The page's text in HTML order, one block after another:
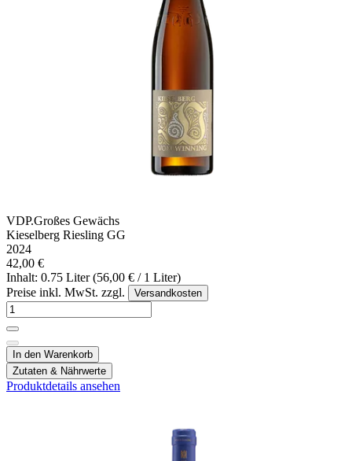
VDP.Großes Gewächs
Kieselberg Riesling GG
2024
42,00 €
Inhalt: 0.75 Liter (56,00 € / 1 Liter)
Preise inkl. MwSt. zzgl.
Versandkosten
In den Warenkorb
Zutaten & Nährwerte
Produktdetails ansehen